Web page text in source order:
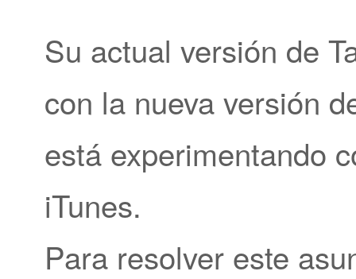
Su actual versión de
con la nueva versión
está experimentando
iTunes.
Para resolver este